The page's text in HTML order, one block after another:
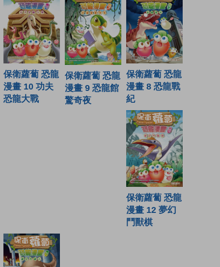
保衛蘿蔔 恐龍
漫畫 10 功夫
恐龍大戰
保衛蘿蔔 恐龍
漫畫 9 恐龍館
驚奇夜
保衛蘿蔔 恐龍
漫畫 8 恐龍戰
紀
保衛蘿蔔 恐龍
漫畫 12 夢幻
鬥獸棋